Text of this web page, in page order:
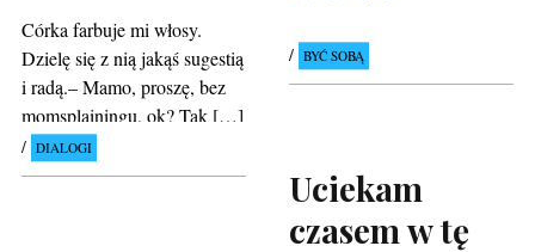
BYĆ SOBĄ
Córka farbuje mi włosy.
Dzielę się z nią jakąś sugestią
i radą.– Mamo, proszę, bez
momsplainingu, ok? Tak […]
DIALOGI
Uciekam
czasem w tę